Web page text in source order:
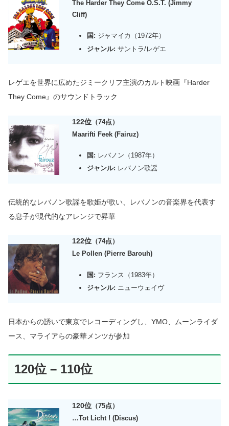
The Harder They Come O.S.T. (Jimmy
Cliff)
国: ジャマイカ（1972年）
ジャンル: サントラ/レゲエ
レゲエを世界に広めたジミークリフ主演のカルト映画『Harder
They Come』のサウンドトラック
122位 （74点）
Maarifti Feek (Fairuz)
国: レバノン（1987年）
ジャンル: レバノン歌謡
伝統的なレバノン歌謡を歌姫が歌い、レバノンの音楽界を代表す
る息子が現代的なアレンジで昇華
122位 （74点）
Le Pollen (Pierre Barouh)
国: フランス（1983年）
ジャンル: ニューウェイヴ
日本からの誘いで東京でレコーディングし、YMO、ムーンライダ
ース、マライアらの豪華メンツが参加
120位 – 110位
120位 （75点）
…Tot Licht ! (Discus)